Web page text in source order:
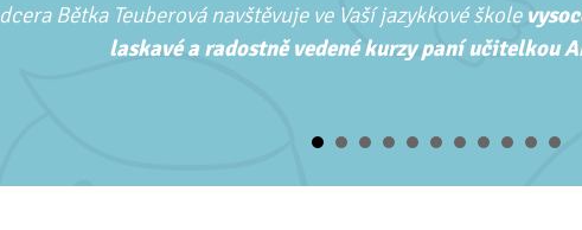
dcera Bětka Teuberová navštěvuje ve Vaší jazykkové škole
laskavé a radostně vedené kurzy paní učitelkou